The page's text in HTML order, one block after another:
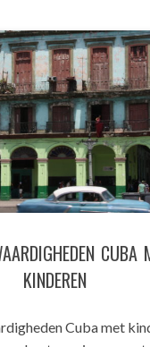
CUBA
KINDEREN
Cuba met